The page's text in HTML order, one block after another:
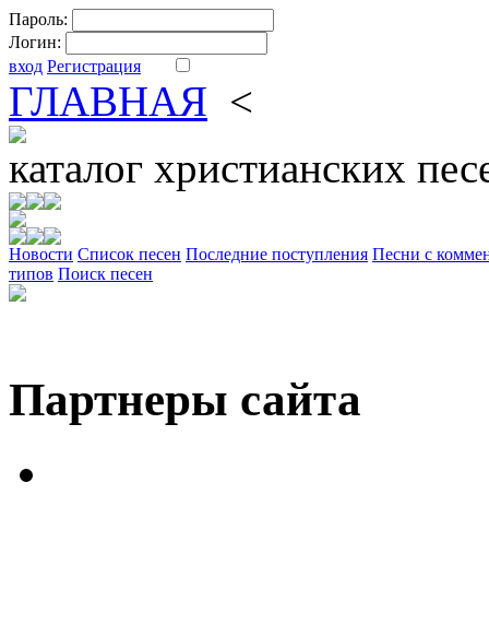
Пароль:
Логин:
вход Регистрация
ГЛАВНАЯ <
каталог христианских
Новости Cписок песен Последние поступления Песни с
типов Поиск песен
Партнеры сайта